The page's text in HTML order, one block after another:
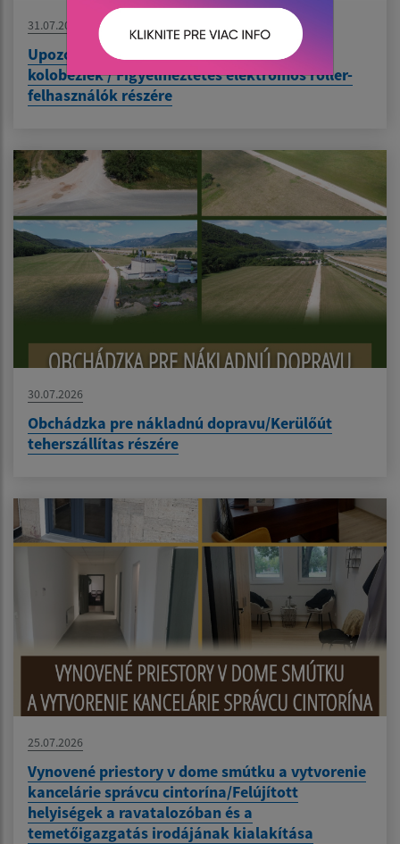
31.07.2026
Upozornenie pre používateľov elektrických
kolobežiek / Figyelmeztetés elektromos roller-
felhasználók részére
30.07.2026
Obchádzka pre nákladnú dopravu/Kerülőút
teherszállítas részére
25.07.2026
Vynovené priestory v dome smútku a vytvorenie
kancelárie správcu cintorína/Felújított
helyiségek a ravatalozóban és a
temetőigazgatás irodájának kialakítása